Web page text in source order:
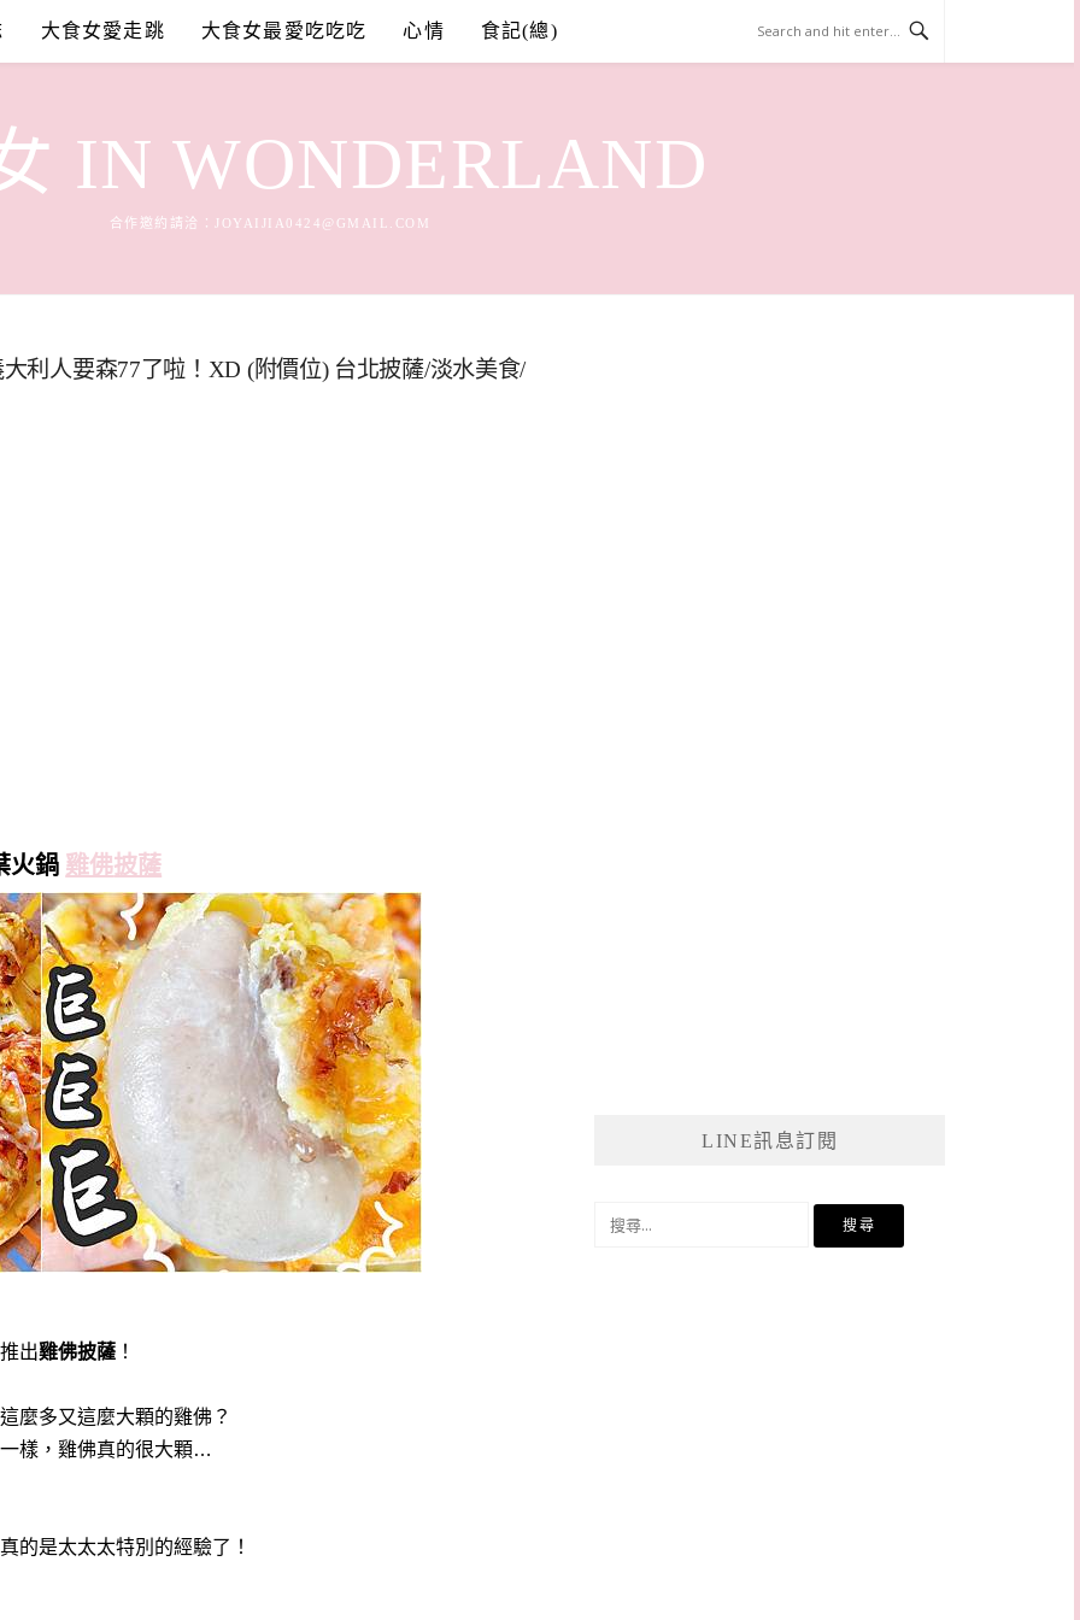
大食女愛走跳 大食女最愛吃吃吃 心情 食記(總)
IN WONDERLAND
合作邀約請洽： JOYAIJIA0424@GMAIL.COM
利人要森77了啦！XD (附價位) 台北披薩/淡水美食/
火鍋 雞佛披薩
出雞佛披薩 ！
麼多又這麼大顆的雞佛？
樣，雞佛真的很大顆…
的是太太太特別的經驗了！
LINE訊息訂閱